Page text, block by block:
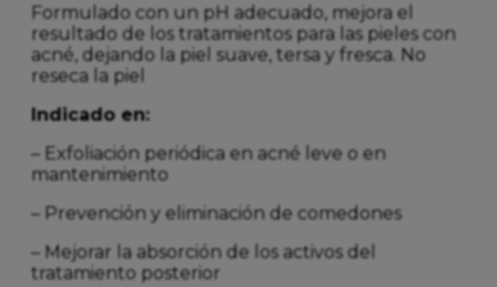
Formulado con un pH adecuado, mejora el
resultado de los tratamientos para las pieles con
acné, dejando la piel suave, tersa y fresca. No
reseca la piel
Indicado en:
– Exfoliación periódica en acné leve o en
mantenimiento
– Prevención y eliminación de comedones
– Mejorar la absorción de los activos del
tratamiento posterior